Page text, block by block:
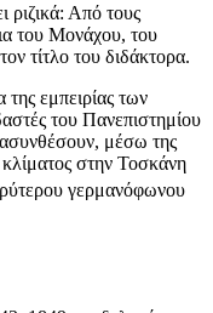
ριζικά: Από τους
του Μονάχου, του
τίτλο του διδάκτορα.
εμπειρίας των
του Πανεπιστημίου
μέσω της
κλίματος στην Τοσκάνη
γερμανόφωνου